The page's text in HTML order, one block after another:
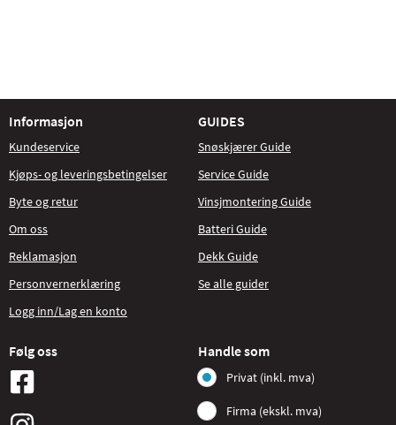
Informasjon
Kundeservice
Kjøps- og leveringsbetingelser
Byte og retur
Om oss
Reklamasjon
Personvernerklæring
Logg inn/Lag en konto
GUIDES
Snøskjærer Guide
Service Guide
Vinsjmontering Guide
Batteri Guide
Dekk Guide
Se alle guider
Følg oss Handle som
Privat (inkl. mva)
Firma (ekskl. mva)